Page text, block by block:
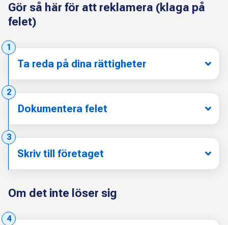
Gör så här för att reklamera (klaga på
felet)
Steg:
1
Ta reda på dina rättigheter
Steg:
2
Dokumentera felet
Steg:
3
Skriv till företaget
Om det inte löser sig
Steg:
4